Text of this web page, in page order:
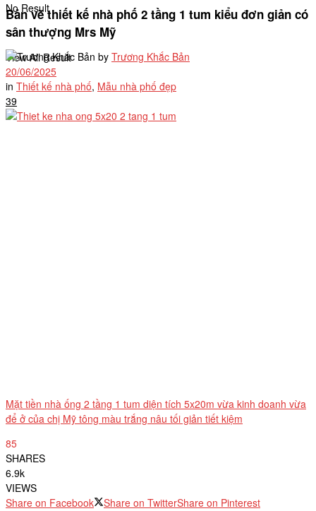
No Result
View All Result
Bản vẽ thiết kế nhà phố 2 tầng 1 tum kiểu đơn giản có
sân thượng Mrs Mỹ
by Trương Khắc Bản
20/06/2025
in Thiết kế nhà phố, Mẫu nhà phố đẹp
39
Mặt tiền nhà ống 2 tầng 1 tum diện tích 5x20m vừa kinh doanh vừa
để ở của chị Mỹ tông màu trắng nâu tối giản tiết kiệm
85
SHARES
6.9k
VIEWS
Share on Facebook
Share on TwitterShare on Pinterest